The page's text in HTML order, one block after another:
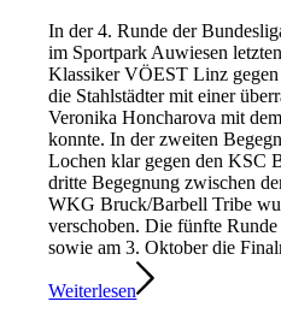
In der 4. Runde der
im Sportpark Auwiesen
Klassiker VÖEST Linz
die Stahlstädter mit einer
Veronika Honcharova mit
konnte. In der zweiten
Lochen klar gegen den KSC
dritte Begegnung zwischen
WKG Bruck/Barbell Tribe
verschoben. Die fünfte
sowie am 3. Oktober die
Weiterlesen